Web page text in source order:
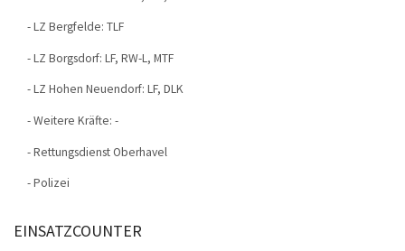
- LZ Bergfelde: TLF
- LZ Borgsdorf: LF, RW-L, MTF
- LZ Hohen Neuendorf: LF, DLK
- Weitere Kräfte: -
- Rettungsdienst Oberhavel
- Polizei
EINSATZCOUNTER